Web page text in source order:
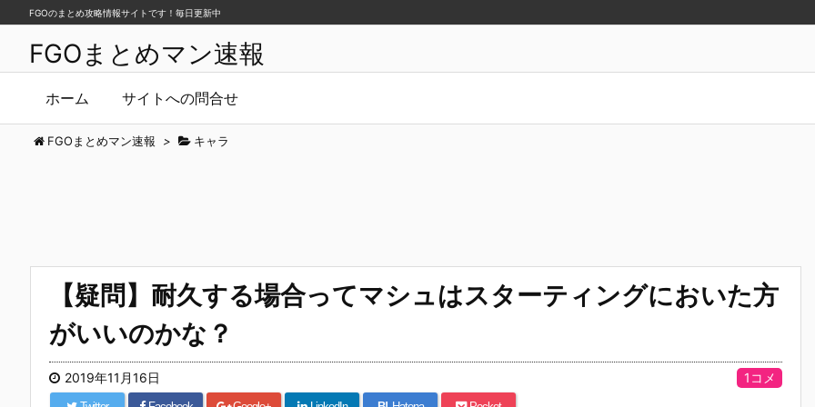
FGOまとめマン速報
ホーム サイトへの問合せ
FGOのまとめ攻略情報サイトです！毎日更新中
FGOまとめマン速報 > キャラ
【疑問】耐久する場合ってマシュはスターティングにおいた方
がいいのかな？
2019年11月16日 1コメ